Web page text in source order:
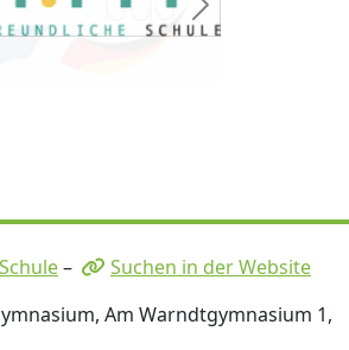
weiter
–
Suchen in der Website
Am Warndtgymnasium 1,